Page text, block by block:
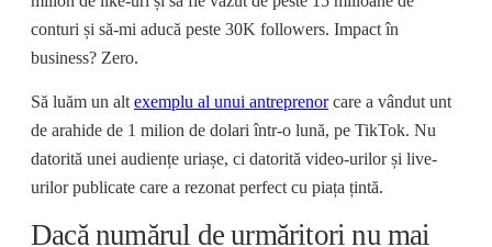
conturi și să-mi aducă peste 30K followers. Impact în
business? Zero.
Să luăm un altexemplu al unui antreprenorcare a vândut unt
de arahide de 1 milion de dolari într-o lună, pe TikTok. Nu
datorită unei audiențe uriașe, ci datorită video-urilor și live-
urilor publicate care a rezonat perfect cu piața țintă.
Dacă numărul de urmăritori nu mai